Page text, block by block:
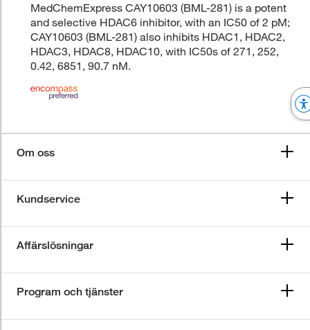
MedChemExpress CAY10603 (BML-281) is a potent
and selective HDAC6 inhibitor, with an IC50 of 2 pM;
CAY10603 (BML-281) also inhibits HDAC1, HDAC2,
HDAC3, HDAC8, HDAC10, with IC50s of 271, 252,
0.42, 6851, 90.7 nM.
Om oss
Kundservice
Affärslösningar
Program och tjänster